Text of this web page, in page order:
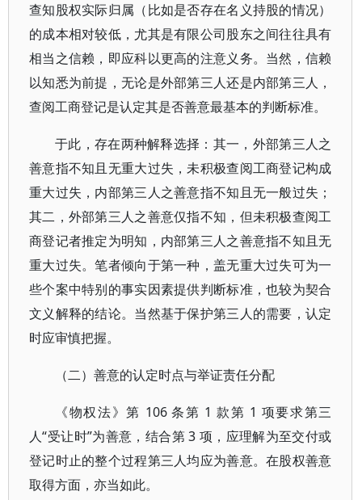
查知股权实际归属（比如是否存在名义持股的情况）
的成本相对较低，尤其是有限公司股东之间往往具有
相当之信赖，即应科以更高的注意义务。当然，信赖
以知悉为前提，无论是外部第三人还是内部第三人，
查阅工商登记是认定其是否善意最基本的判断标准。
于此，存在两种解释选择：其一，外部第三人之
善意指不知且无重大过失，未积极查阅工商登记构成
重大过失，内部第三人之善意指不知且无一般过失；
其二，外部第三人之善意仅指不知，但未积极查阅工
商登记者推定为明知，内部第三人之善意指不知且无
重大过失。笔者倾向于第一种，盖无重大过失可为一
些个案中特别的事实因素提供判断标准，也较为契合
文义解释的结论。当然基于保护第三人的需要，认定
时应审慎把握。
（二）善意的认定时点与举证责任分配
《物权法》第 106 条第 1 款第 1 项要求第三
人“受让时”为善意，结合第 3 项，应理解为至交付或
登记时止的整个过程第三人均应为善意。在股权善意
取得方面，亦当如此。